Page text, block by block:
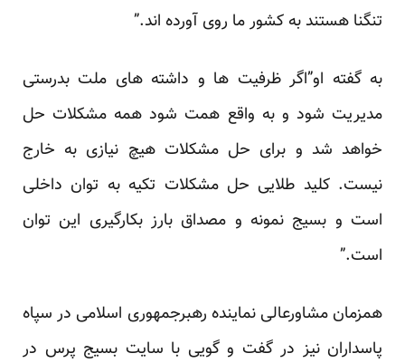
تنگنا هستند به کشور ما روی آورده اند.”
به گفته او”اگر ظرفیت ها و داشته های ملت بدرستی
مدیریت شود و به واقع همت شود همه مشکلات حل
خواهد شد و برای حل مشکلات هیچ نیازی به خارج
نیست. کلید طلایی حل مشکلات تکیه به توان داخلی
است و بسیج نمونه و مصداق بارز بکارگیری این توان
است.”
همزمان مشاورعالی نماینده رهبرجمهوری اسلامی در سپاه
پاسداران نیز در گفت و گویی با سایت بسیج پرس در